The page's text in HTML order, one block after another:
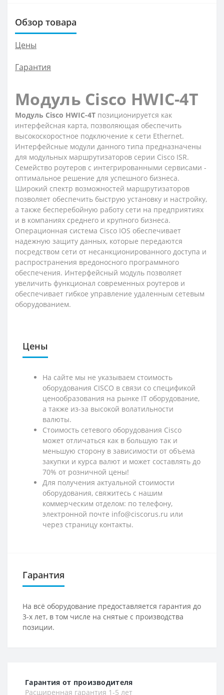
Обзор товара
Цены
Гарантия
Модуль Cisco HWIC-4T
Модуль Cisco HWIC-4T позиционируется как
интерфейсная карта, позволяющая обеспечить
высокоскоростное подключение к сети Ethernet.
Интерфейсные модули данного типа предназначены
для модульных маршрутизаторов серии Cisco ISR.
Семейство роутеров с интегрированными сервисами -
оптимальное решение для успешного бизнеса.
Широкий спектр возможностей маршрутизаторов
позволяет обеспечить быструю установку и настройку,
а также бесперебойную работу сети на предприятиях
и в компаниях среднего и крупного бизнеса.
Операционная система Cisco IOS обеспечивает
надежную защиту данных, которые передаются
посредством сети от несанкционированного доступа и
распространения вредоносного программного
обеспечения. Интерфейсный модуль позволяет
увеличить функционал современных роутеров и
обеспечивает гибкое управление удаленным сетевым
оборудованием.
Цены
На сайте мы не указываем стоимость
оборудования CISCO в связи со спецификой
ценообразования на рынке IT оборудование,
а также из-за высокой волатильности
валюты.
Стоимость сетевого оборудования Cisco
может отличаться как в большую так и
меньшую сторону в зависимости от объема
закупки и курса валют и может составлять до
70% от розничной цены!
Для получения актуальной стоимости
оборудования, свяжитесь с нашим
коммерческим отделом: по телефону,
электронной почте info@ciscorus.ru или
через страницу контакты.
Гарантия
На всё оборудование предоставляется гарантия до
3-х лет, в том числе на снятые с производства
позиции.
Гарантия от производителя
Расширенная гарантия 1-5 лет